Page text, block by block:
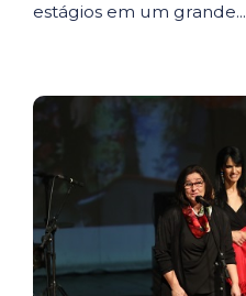
estágios em um grande...